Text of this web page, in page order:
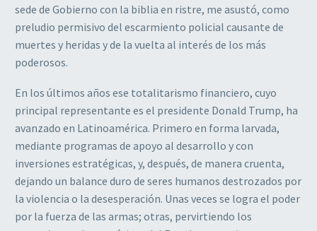
sede de Gobierno con la biblia en ristre, me asustó, como
preludio permisivo del escarmiento policial causante de
muertes y heridas y de la vuelta al interés de los más
poderosos.
En los últimos años ese totalitarismo financiero, cuyo
principal representante es el presidente Donald Trump, ha
avanzado en Latinoamérica. Primero en forma larvada,
mediante programas de apoyo al desarrollo y con
inversiones estratégicas, y, después, de manera cruenta,
dejando un balance duro de seres humanos destrozados por
la violencia o la desesperación. Unas veces se logra el poder
por la fuerza de las armas; otras, pervirtiendo los